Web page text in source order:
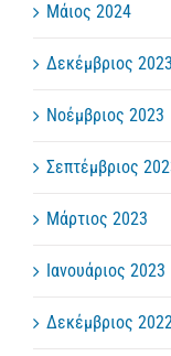
Μάιος 2024
Δεκέμβριος 2023
Νοέμβριος 2023
Σεπτέμβριος
Μάρτιος 2023
Ιανουάριος 2023
Δεκέμβριος